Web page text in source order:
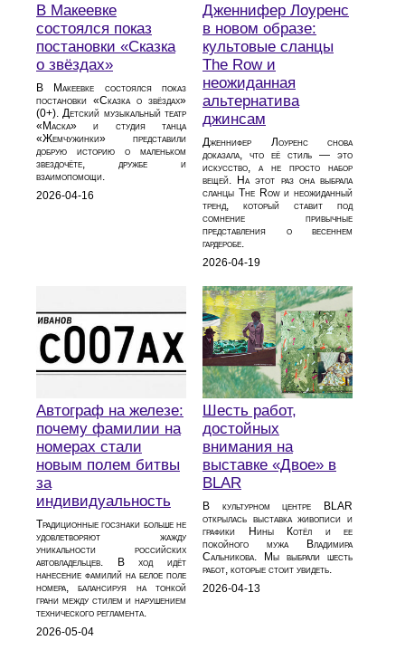
В Макеевке
состоялся показ
постановки «Сказка
о звёздах»
В Макеевке состоялся показ
постановки «Сказка о звёздах»
(0+). Детский музыкальный театр
«Маска» и студия танца
«Жемчужинки» представили
добрую историю о маленьком
звездочёте, дружбе и
взаимопомощи.
2026-04-16
Дженнифер Лоуренс
в новом образе:
культовые сланцы
The Row и
неожиданная
альтернатива
джинсам
Дженнифер Лоуренс снова
доказала, что её стиль — это
искусство, а не просто набор
вещей. На этот раз она выбрала
сланцы The Row и неожиданный
тренд, который ставит под
сомнение привычные
представления о весеннем
гардеробе.
2026-04-19
Автограф на железе:
почему фамилии на
номерах стали
новым полем битвы
за
индивидуальность
Традиционные госзнаки больше не
удовлетворяют жажду
уникальности российских
автовладельцев. В ход идёт
нанесение фамилий на белое поле
номера, балансируя на тонкой
грани между стилем и нарушением
технического регламента.
2026-05-04
Шесть работ,
достойных
внимания на
выставке «Двое» в
BLAR
В культурном центре BLAR
открылась выставка живописи и
графики Нины Котёл и ее
покойного мужа Владимира
Сальникова. Мы выбрали шесть
работ, которые стоит увидеть.
2026-04-13